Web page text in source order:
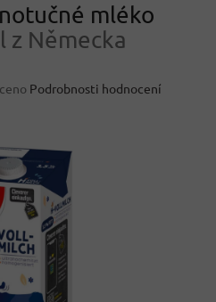
mléko
z Německa
Podrobnosti hodnocení